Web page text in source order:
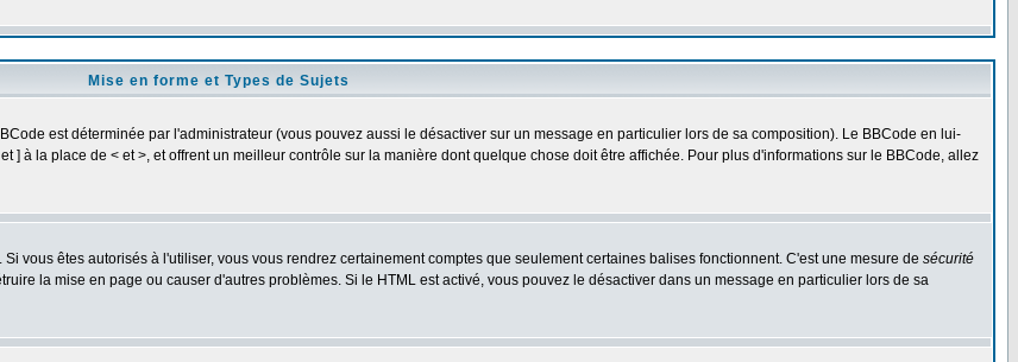
Mise en forme et Types de Sujets
est déterminée par l'administrateur (vous pouvez aussi le désactiver sur un message en particulier lors de sa composition). Le BBCode en lui-
] à la place de < et >, et offrent un meilleur contrôle sur la manière dont quelque chose doit être affichée. Pour plus d'informations sur le BBCode, allez
vous êtes autorisés à l'utiliser, vous vous rendrez certainement comptes que seulement certaines balises fonctionnent. C'est une mesure de sécurité
la mise en page ou causer d'autres problèmes. Si le HTML est activé, vous pouvez le désactiver dans un message en particulier lors de sa